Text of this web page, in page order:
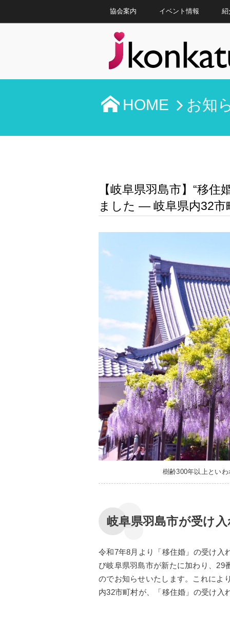
協会案内 イベント情報 紹
HOME お知
【岐阜県羽島市】“移
ました ― 岐阜県内32
樹齢300年以上とい
岐阜県羽島市が受け
令和7年8月より「移住婚」の受け入
び岐阜県羽島市が新たに加わり、29
のでお知らせいたします。これによ
内32市町村が、「移住婚」の受け入